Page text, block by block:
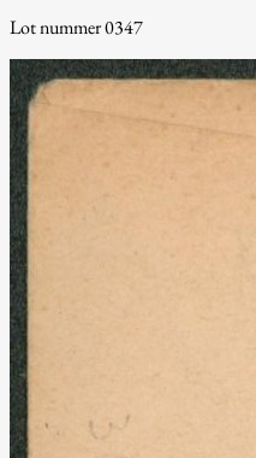
Lot nummer 0347